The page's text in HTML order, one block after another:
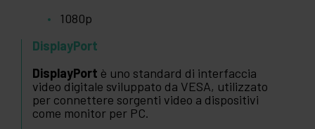
1080p
DisplayPort
DisplayPort è uno standard di interfaccia
video digitale sviluppato da VESA, utilizzato
per connettere sorgenti video a dispositivi
come monitor per PC.